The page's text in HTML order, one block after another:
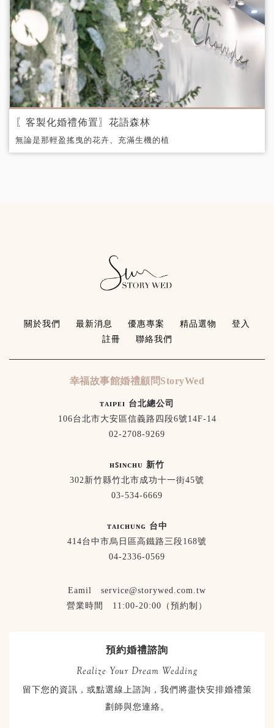
〖客製化婚禮佈置〗花語森林
無論是那輕盈搖曳的花卉、充滿生機的植
栽，還是溫柔閃爍的燈光，都在訴說著愛情
關於我們 最新消息 優惠專案 精品選物
登入
註冊
聯絡我們
幸福故事館婚禮顧問StoryWed
ᴛᴀɪᴘᴇɪ 台北總公司
106台北市大安區信義路四段6號14F-14
02-2708-9269
ʜꜱɪɴᴄʜᴜ 新竹
302新竹縣竹北市成功十一街45號
03-534-6669
ᴛᴀɪᴄʜᴜɴɢ 台中
414台中市烏日區高鐵路三段168號
04-2336-0569
Eamil service@storywed.com.tw
營業時間 11:00-20:00（預約制）
預約婚禮諮詢
Realize Your Dream Wedding
留下您的資訊，或點選線上諮詢，我們將盡快安排婚禮策
劃師與您連絡。